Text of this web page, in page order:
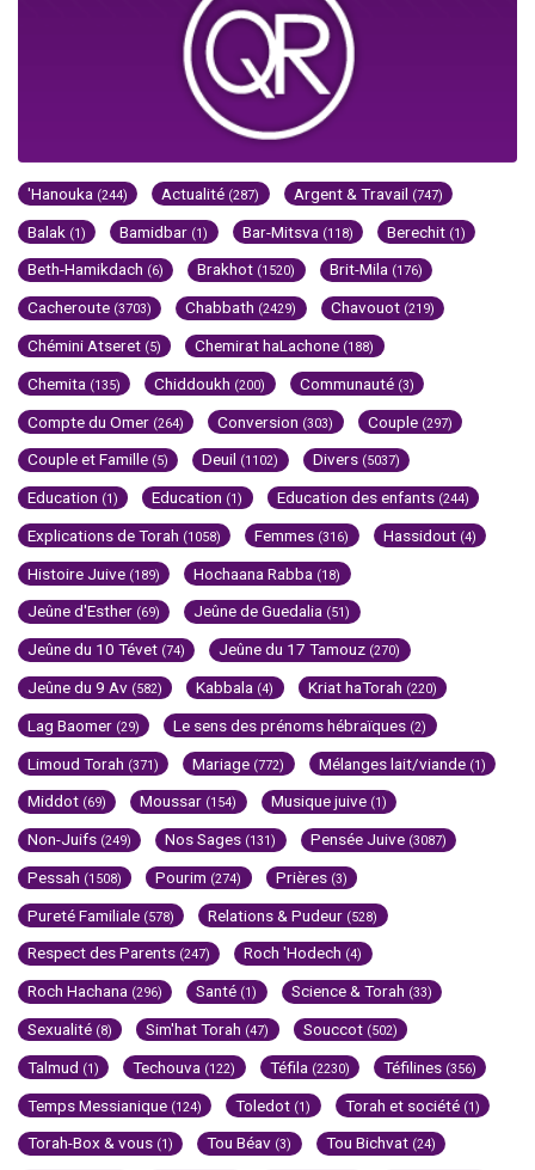
'Hanouka (244) Actualité (287) Argent & Travail (747)
Balak (1) Bamidbar (1) Bar-Mitsva (118) Berechit (1)
Beth-Hamikdach (6) Brakhot (1520) Brit-Mila (176)
Cacheroute (3703) Chabbath (2429) Chavouot (219)
Chémini Atseret (5) Chemirat haLachone (188)
Chemita (135) Chiddoukh (200) Communauté (3)
Compte du Omer (264) Conversion (303) Couple (297)
Couple et Famille (5) Deuil (1102) Divers (5037)
Education (1) Education (1) Education des enfants (244)
Explications de Torah (1058) Femmes (316) Hassidout (4)
Histoire Juive (189) Hochaana Rabba (18)
Jeûne d'Esther (69) Jeûne de Guedalia (51)
Jeûne du 10 Tévet (74) Jeûne du 17 Tamouz (270)
Jeûne du 9 Av (582) Kabbala (4) Kriat haTorah (220)
Lag Baomer (29) Le sens des prénoms hébraïques (2)
Limoud Torah (371) Mariage (772) Mélanges lait/viande (1)
Middot (69) Moussar (154) Musique juive (1)
Non-Juifs (249) Nos Sages (131) Pensée Juive (3087)
Pessah (1508) Pourim (274) Prières (3)
Pureté Familiale (578) Relations & Pudeur (528)
Respect des Parents (247) Roch 'Hodech (4)
Roch Hachana (296) Santé (1) Science & Torah (33)
Sexualité (8) Sim'hat Torah (47) Souccot (502)
Talmud (1) Techouva (122) Téfila (2230) Téfilines (356)
Temps Messianique (124) Toledot (1) Torah et société (1)
Torah-Box & vous (1) Tou Béav (3) Tou Bichvat (24)